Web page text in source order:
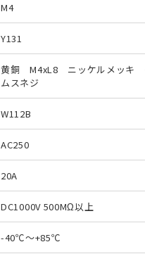
M4
Y131
黄銅 M4xL8 ニッケルメッキ
ムスネジ
W112B
AC250
20A
DC1000V 500MΩ以上
-40℃～+85℃